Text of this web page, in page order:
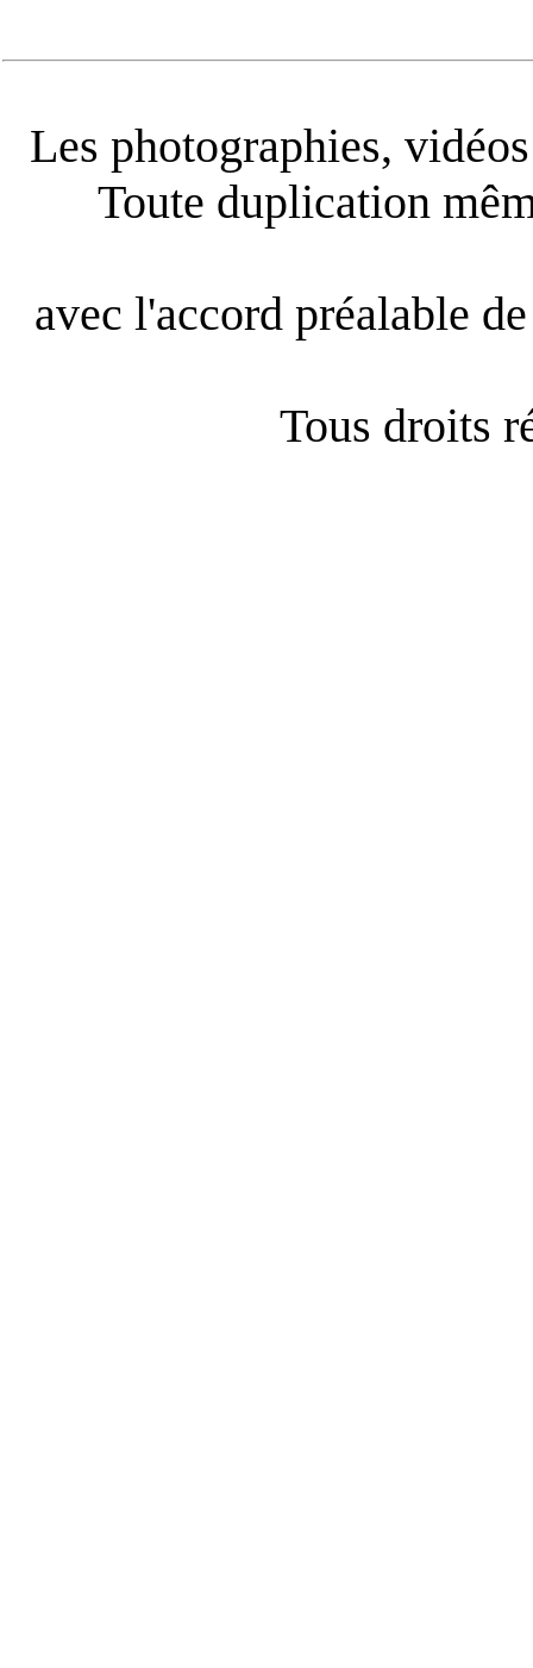
Les photographies,
Toute duplication
avec l'accord préalable
Tous droits